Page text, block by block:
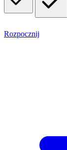
Rozpocznij